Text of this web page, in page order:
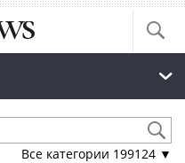
Все категории 199124 ▼